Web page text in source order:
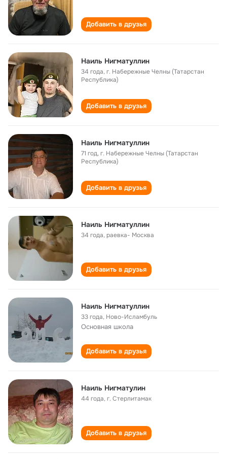
Добавить в друзья
Наиль Нигматуллин
34 года,г. Набережные Челны (Татарстан
Республика)
Добавить в друзья
Наиль Нигматуллин
71 год,г. Набережные Челны (Татарстан
Республика)
Добавить в друзья
Наиль Нигматуллин
34 года,раевка- Москва
Добавить в друзья
Наиль Нигматуллин
33 года, Ново-Исламбуль
Основная школа
Добавить в друзья
Наиль Нигматулин
44 года,г. Стерлитамак
Добавить в друзья